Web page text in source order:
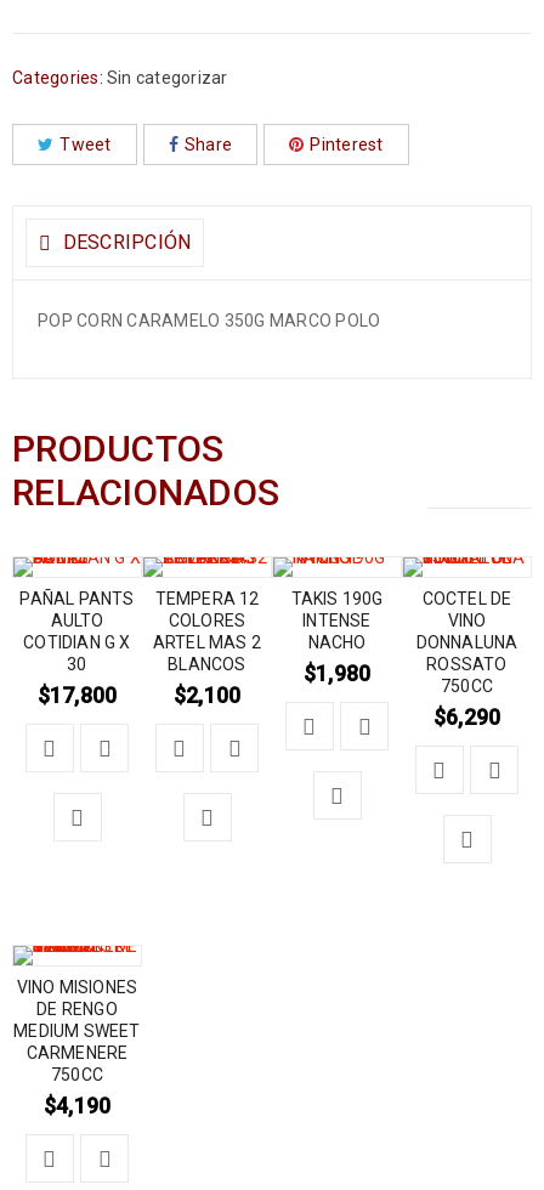
Categories: Sin categorizar
Tweet Share Pinterest
DESCRIPCIÓN
POP CORN CARAMELO 350G MARCO POLO
PRODUCTOS
RELACIONADOS
PAÑAL PANTS
AULTO
COTIDIAN G X
30
$17,800
TEMPERA 12
COLORES
ARTEL MAS 2
BLANCOS
$2,100
TAKIS 190G
INTENSE
NACHO
$1,980
COCTEL DE
VINO
DONNALUNA
ROSSATO
750CC
$6,290
VINO MISIONES
DE RENGO
MEDIUM SWEET
CARMENERE
750CC
$4,190